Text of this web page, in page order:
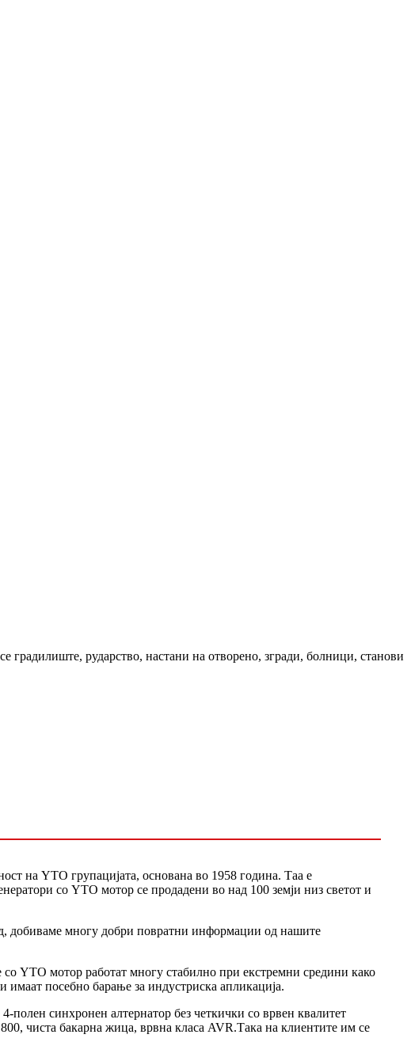
градилиште, рударство, настани на отворено, згради, болници, станови
на YTO групацијата, основана во 1958 година. Таа е
со YTO мотор се продадени во над 100 земји низ светот и
добиваме многу добри повратни информации од нашите
YTO мотор работат многу стабилно при екстремни средини како
посебно барање за индустриска апликација.
полен синхронен алтернатор без четкички со врвен квалитет
чиста бакарна жица, врвна класа AVR.Така на клиентите им се